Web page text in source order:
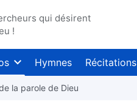
qui désirent
!
Hymnes Récitations
la parole de Dieu